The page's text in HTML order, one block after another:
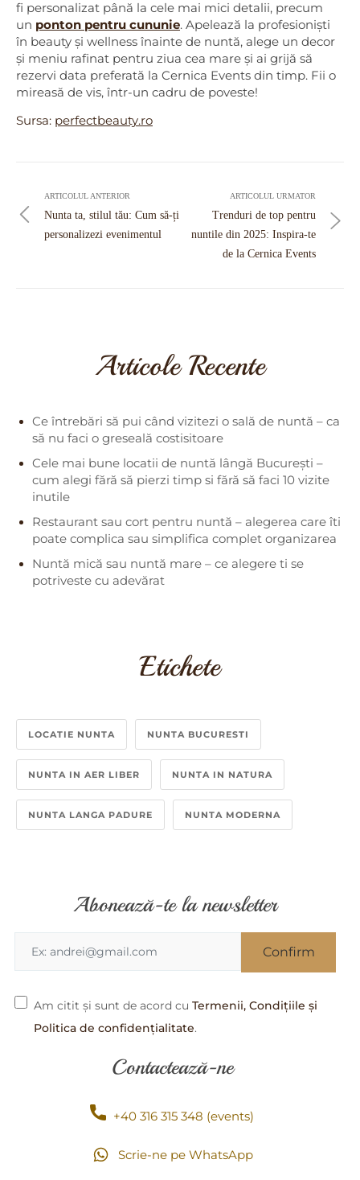
fi personalizat până la cele mai mici detalii, precum
un ponton pentru cununie. Apelează la profesioniști
în beauty și wellness înainte de nuntă, alege un decor
și meniu rafinat pentru ziua cea mare și ai grijă să
rezervi data preferată la Cernica Events din timp. Fii o
mireasă de vis, într-un cadru de poveste!
Sursa: perfectbeauty.ro
articoleARTICOLUL ANTERIOR
Nunta ta, stilul tău: Cum să-ți
personalizezi evenimentul
ARTICOLUL URMATOR
Trenduri de top pentru
nuntile din 2025: Inspira-te
de la Cernica Events
Articole Recente
Ce întrebări să pui când vizitezi o sală de nuntă – ca
să nu faci o greseală costisitoare
Cele mai bune locatii de nuntă lângă București –
cum alegi fără să pierzi timp si fără să faci 10 vizite
inutile
Restaurant sau cort pentru nuntă – alegerea care îti
poate complica sau simplifica complet organizarea
Nuntă mică sau nuntă mare – ce alegere ti se
potriveste cu adevărat
Etichete
LOCATIE NUNTA NUNTA BUCURESTI
NUNTA IN AER LIBER NUNTA IN NATURA
NUNTA LANGA PADURE NUNTA MODERNA
Abonează-te la newsletter
Am citit și sunt de acord cu Termenii, Condițiile și
Politica de confidențialitate.
Contactează-ne
+40 316 315 348 (events)
Scrie-ne pe WhatsApp